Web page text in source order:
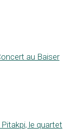
au Baiser
le quartet